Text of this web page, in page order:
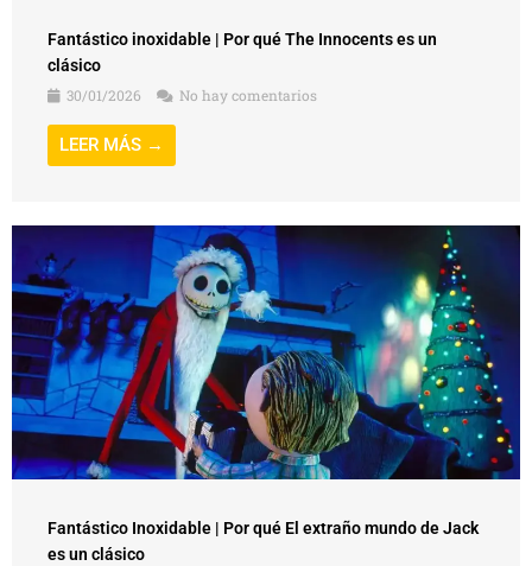
Fantástico inoxidable | Por qué The Innocents es un
clásico
30/01/2026
No hay comentarios
LEER MÁS →
Fantástico Inoxidable | Por qué El extraño mundo de Jack
es un clásico